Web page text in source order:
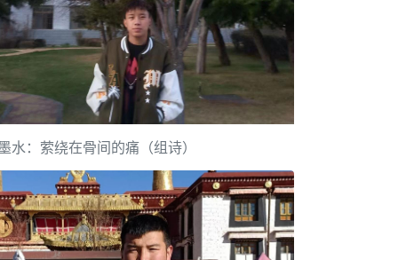
水：萦绕在骨间的痛（组诗）